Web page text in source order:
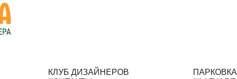
КЛУБ ДИЗАЙНЕРОВ
ПАРКОВКА